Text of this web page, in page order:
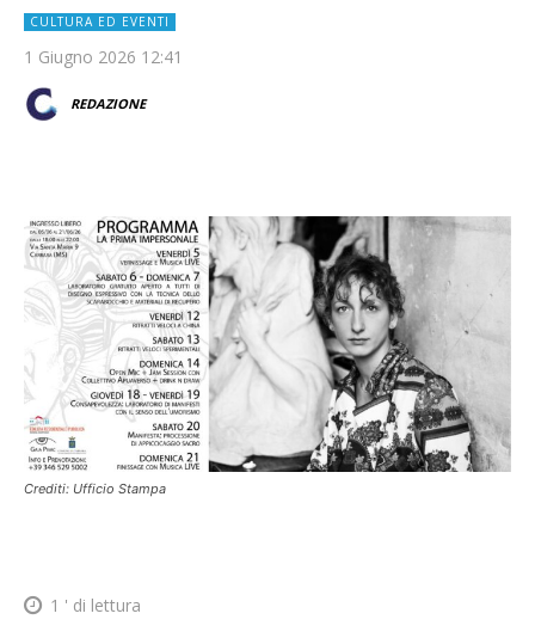
CULTURA ED EVENTI
1 Giugno 2026 12:41
REDAZIONE
Crediti: Ufficio Stampa
1 ' di lettura